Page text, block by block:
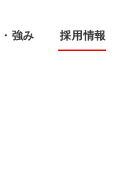
強み 採用情報